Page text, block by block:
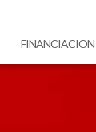
FINANCIACION